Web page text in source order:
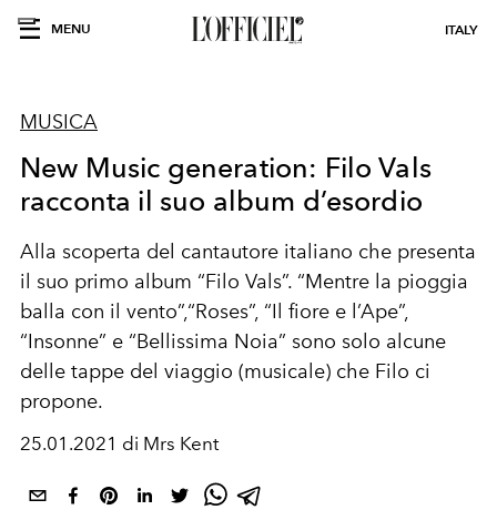
MENU ITALY
MUSICA
New Music generation: Filo Vals
racconta il suo album d’esordio
Alla scoperta del cantautore italiano che presenta
il suo primo album “Filo Vals”. “Mentre la pioggia
balla con il vento”,“Roses”, “Il fiore e l’Ape”,
“Insonne” e “Bellissima Noia” sono solo alcune
delle tappe del viaggio (musicale) che Filo ci
propone.
25.01.2021 di Mrs Kent